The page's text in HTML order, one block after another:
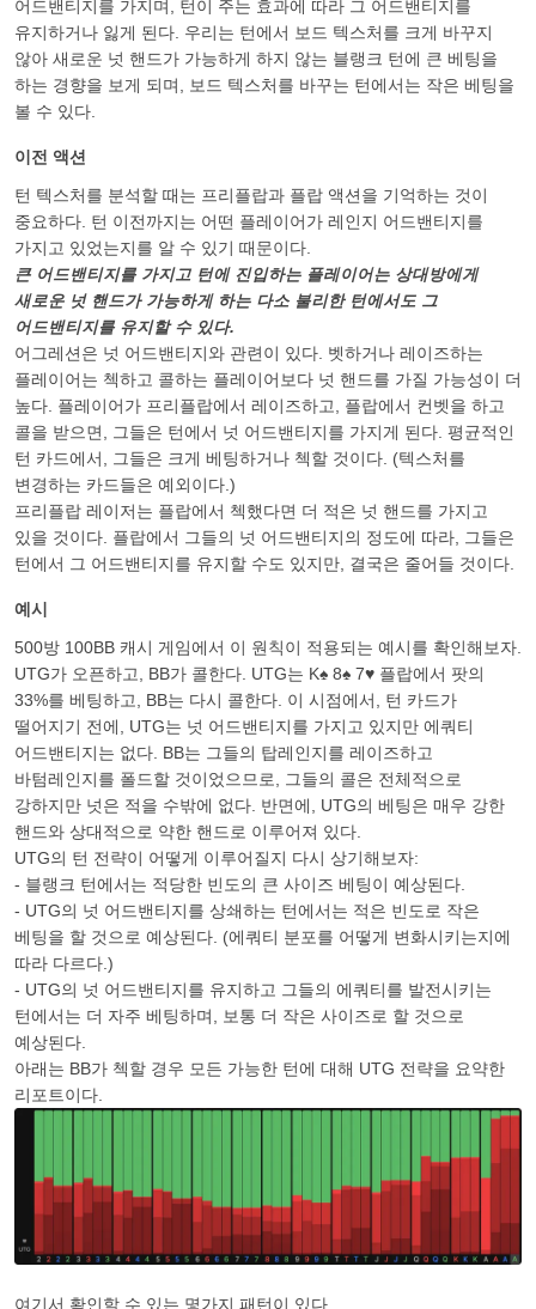
어드밴티지를 가지며, 턴이 주는 효과에 따라 그 어드밴티지를
유지하거나 잃게 된다. 우리는 턴에서 보드 텍스처를 크게 바꾸지
않아 새로운 넛 핸드가 가능하게 하지 않는 블랭크 턴에 큰 베팅을
하는 경향을 보게 되며, 보드 텍스처를 바꾸는 턴에서는 작은 베팅을
볼 수 있다.
이전 액션
턴 텍스처를 분석할 때는 프리플랍과 플랍 액션을 기억하는 것이
중요하다. 턴 이전까지는 어떤 플레이어가 레인지 어드밴티지를
가지고 있었는지를 알 수 있기 때문이다.
큰 어드밴티지를 가지고 턴에 진입하는 플레이어는 상대방에게
새로운 넛 핸드가 가능하게 하는 다소 불리한 턴에서도 그
어드밴티지를 유지할 수 있다.
어그레션은 넛 어드밴티지와 관련이 있다. 벳하거나 레이즈하는
플레이어는 첵하고 콜하는 플레이어보다 넛 핸드를 가질 가능성이 더
높다. 플레이어가 프리플랍에서 레이즈하고, 플랍에서 컨벳을 하고
콜을 받으면, 그들은 턴에서 넛 어드밴티지를 가지게 된다. 평균적인
턴 카드에서, 그들은 크게 베팅하거나 첵할 것이다. (텍스처를
변경하는 카드들은 예외이다.)
프리플랍 레이저는 플랍에서 첵했다면 더 적은 넛 핸드를 가지고
있을 것이다. 플랍에서 그들의 넛 어드밴티지의 정도에 따라, 그들은
턴에서 그 어드밴티지를 유지할 수도 있지만, 결국은 줄어들 것이다.
예시
500방 100BB 캐시 게임에서 이 원칙이 적용되는 예시를 확인해보자.
UTG가 오픈하고, BB가 콜한다. UTG는 K♠ 8♠ 7♥ 플랍에서 팟의
33%를 베팅하고, BB는 다시 콜한다. 이 시점에서, 턴 카드가
떨어지기 전에, UTG는 넛 어드밴티지를 가지고 있지만 에쿼티
어드밴티지는 없다. BB는 그들의 탑레인지를 레이즈하고
바텀레인지를 폴드할 것이었으므로, 그들의 콜은 전체적으로
강하지만 넛은 적을 수밖에 없다. 반면에, UTG의 베팅은 매우 강한
핸드와 상대적으로 약한 핸드로 이루어져 있다.
UTG의 턴 전략이 어떻게 이루어질지 다시 상기해보자:
- 블랭크 턴에서는 적당한 빈도의 큰 사이즈 베팅이 예상된다.
- UTG의 넛 어드밴티지를 상쇄하는 턴에서는 적은 빈도로 작은
베팅을 할 것으로 예상된다. (에쿼티 분포를 어떻게 변화시키는지에
따라 다르다.)
- UTG의 넛 어드밴티지를 유지하고 그들의 에쿼티를 발전시키는
턴에서는 더 자주 베팅하며, 보통 더 작은 사이즈로 할 것으로
예상된다.
아래는 BB가 첵할 경우 모든 가능한 턴에 대해 UTG 전략을 요약한
리포트이다.
여기서 확인할 수 있는 몇가지 패턴이 있다.